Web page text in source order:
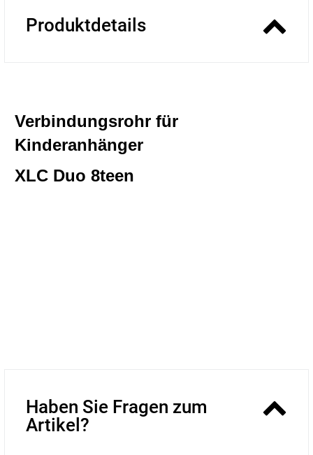
Produktdetails
Verbindungsrohr für
Kinderanhänger
XLC Duo 8teen
Haben Sie Fragen zum
Artikel?